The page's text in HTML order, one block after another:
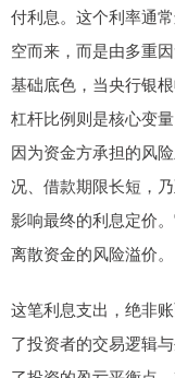
付利息。这个利率通
空而来，而是由多重
基础底色，当央行银
杠杆比例则是核心变
因为资金方承担的风
况、借款期限长短，
影响最终的利息定价
离散资金的风险溢价。
这笔利息支出，绝非
了投资者的交易逻辑